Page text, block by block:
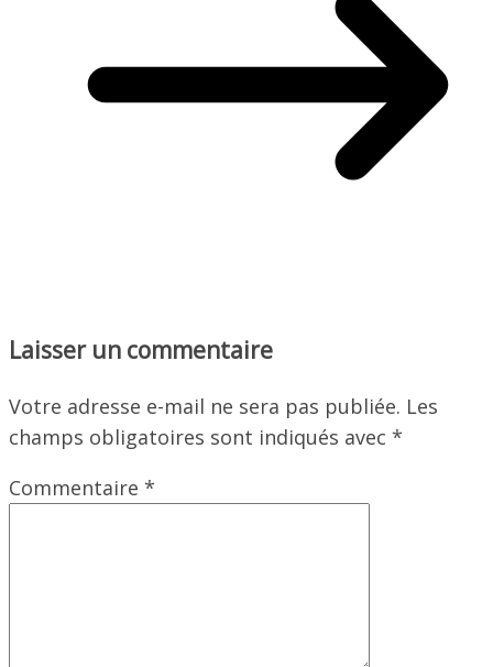
Laisser un commentaire
Votre adresse e-mail ne sera pas publiée. Les
champs obligatoires sont indiqués avec *
Commentaire *